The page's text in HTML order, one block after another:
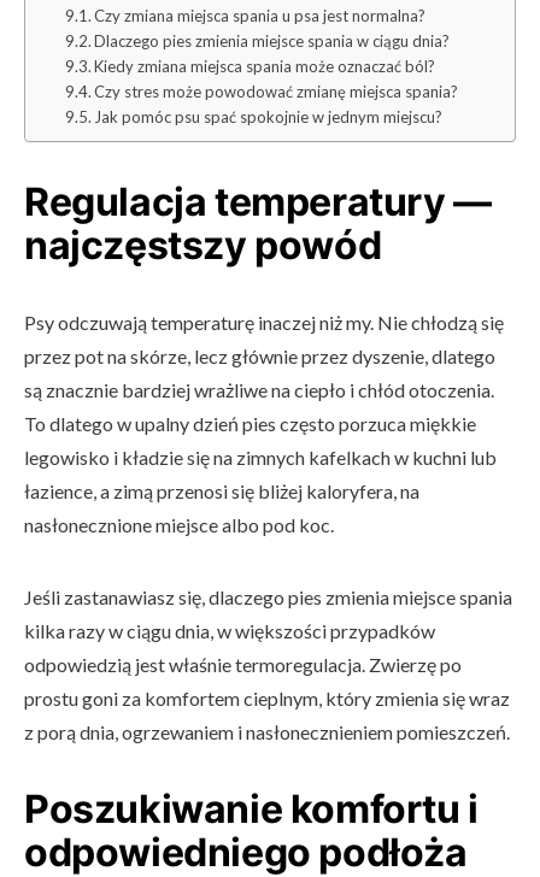
Czy zmiana miejsca spania u psa jest normalna?
Dlaczego pies zmienia miejsce spania w ciągu dnia?
Kiedy zmiana miejsca spania może oznaczać ból?
Czy stres może powodować zmianę miejsca spania?
Jak pomóc psu spać spokojnie w jednym miejscu?
Regulacja temperatury —
najczęstszy powód
Psy odczuwają temperaturę inaczej niż my. Nie chłodzą się
przez pot na skórze, lecz głównie przez dyszenie, dlatego
są znacznie bardziej wrażliwe na ciepło i chłód otoczenia.
To dlatego w upalny dzień pies często porzuca miękkie
legowisko i kładzie się na zimnych kafelkach w kuchni lub
łazience, a zimą przenosi się bliżej kaloryfera, na
nasłonecznione miejsce albo pod koc.
Jeśli zastanawiasz się, dlaczego pies zmienia miejsce spania
kilka razy w ciągu dnia, w większości przypadków
odpowiedzią jest właśnie termoregulacja. Zwierzę po
prostu goni za komfortem cieplnym, który zmienia się wraz
z porą dnia, ogrzewaniem i nasłonecznieniem pomieszczeń.
Poszukiwanie komfortu i
odpowiedniego podłoża